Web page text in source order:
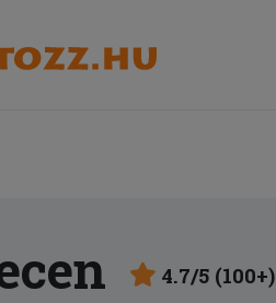
4.7/5 (100+)